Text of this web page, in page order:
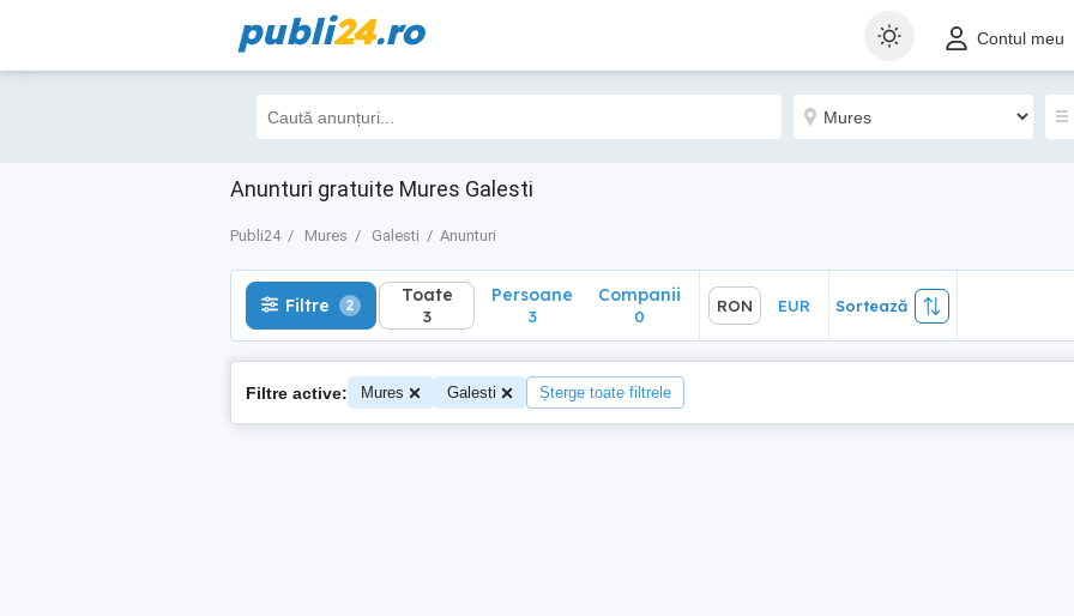
publi24.ro Contul meu
Anunturi gratuite Mures Galesti
Publi24 Mures Galesti Anunturi
Filtre 2 Toate
3
Sortează
Filtre 2 Toate
3
Persoane
3
Companii
0
RON EUR Sortează
Filtre active: Mures Galesti Șterge toate filtrele